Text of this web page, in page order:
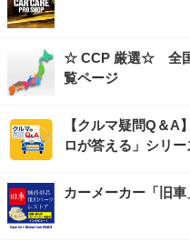
☆ CCP 厳選☆ 全国
覧ページ
【クルマ疑問Q＆A
ロが答える」シリー
カーメーカー「旧